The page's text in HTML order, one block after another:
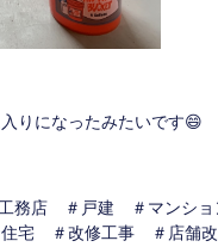
りになったみたいです😄
務店 ＃戸建 ＃マンシ
宅 ＃改修工事 ＃店舗